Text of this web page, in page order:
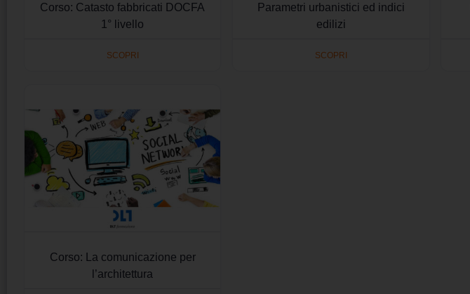
Corso: Catasto fabbricati DOCFA
1° livello
SCOPRI
Parametri urbanistici ed indici
edilizi
SCOPRI
Corso: La comunicazione per
l’architettura